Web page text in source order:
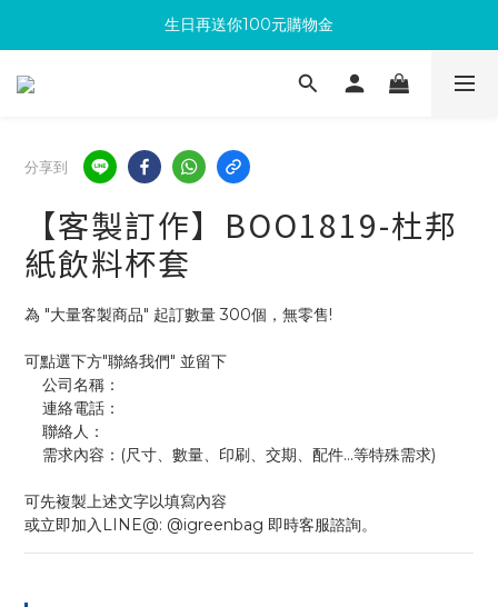
滿300回饋10%購物金
生日再送你100元購物金
加入成為新會員 馬上領取50元購物金
分享到
【客製訂作】BOO1819-杜邦
紙飲料杯套
為 "大量客製商品" 起訂數量 300個，無零售!
可點選下方"聯絡我們" 並留下
    公司名稱：
    連絡電話：
    聯絡人：
    需求內容：(尺寸、數量、印刷、交期、配件...等特殊需求)
可先複製上述文字以填寫內容
或立即加入LINE@: @igreenbag 即時客服諮詢。